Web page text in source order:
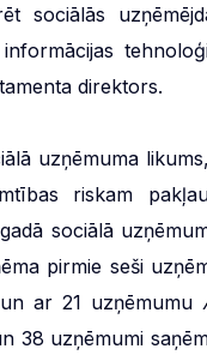
sociālās
direktors.
uzņēmuma
riskam
sociālā
pirmie seši
ar 21 uzņēmumu
38 uzņēmumi